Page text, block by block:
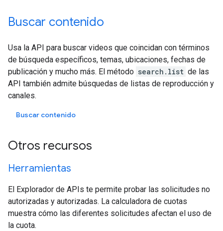
Buscar contenido
Usa la API para buscar videos que coincidan con términos
de búsqueda específicos, temas, ubicaciones, fechas de
publicación y mucho más. El método search.list de las
API también admite búsquedas de listas de reproducción y
canales.
Buscar contenido
Otros recursos
Herramientas
El Explorador de APIs te permite probar las solicitudes no
autorizadas y autorizadas. La calculadora de cuotas
muestra cómo las diferentes solicitudes afectan el uso de
la cuota.